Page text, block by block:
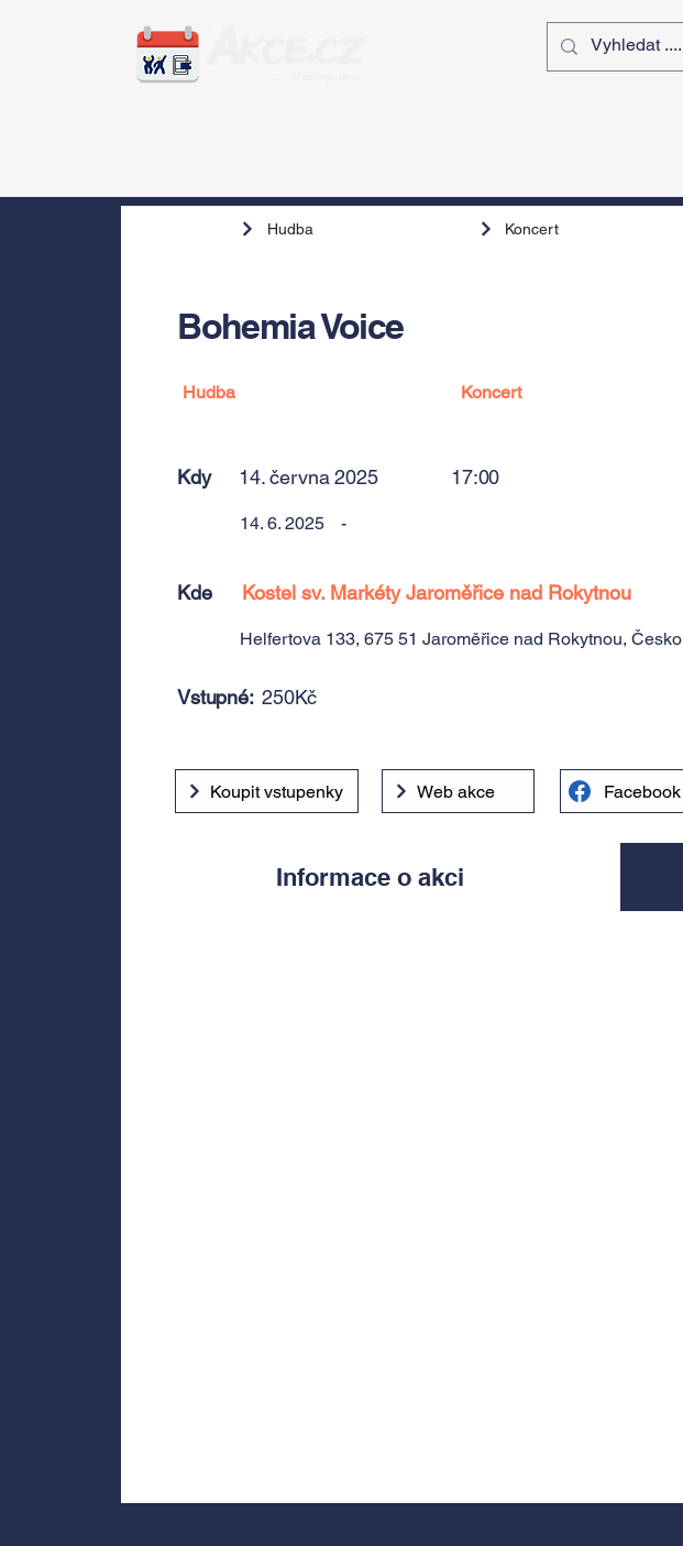
Hudba Koncert
Bohemia Voice
Hudba Koncert
Kdy 14. června 2025 17:00
14. 6. 2025 -
Kde Kostel sv. Markéty Jaroměřice nad Rokytnou
Helfertova 133, 675 51 Jaroměřice nad Rokytnou, Česko
Vstupné: 250Kč
Koupit vstupenky Web akce Facebook
Informace o akci